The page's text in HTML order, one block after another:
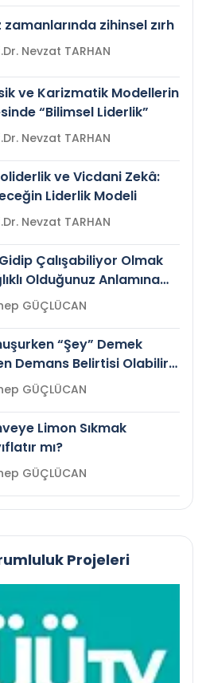
zamanlarında zihinsel zırh
Prof.Dr. Nevzat TARHAN
ve Karizmatik Modellerin
“Bilimsel Liderlik”
Prof.Dr. Nevzat TARHAN
ve Vicdani Zekâ:
Liderlik Modeli
Prof.Dr. Nevzat TARHAN
Çalışabiliyor Olmak
Olduğunuz Anlamına
mi?Zeynep GÜÇLÜCAN
“Şey” Demek
Demans Belirtisi Olabilir
Zeynep GÜÇLÜCAN
Limon Sıkmak
mı?
Zeynep GÜÇLÜCAN
Projeleri